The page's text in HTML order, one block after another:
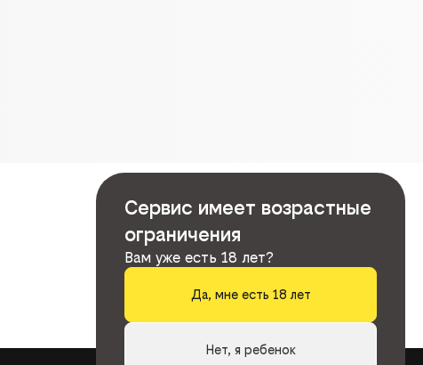
Сервис имеет возрастные
ограничения
Вам уже есть 18 лет?
Да, мне есть 18 лет
Нет, я ребенок